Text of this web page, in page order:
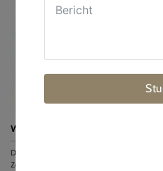
Wat zijn de beste matten voor Jiu-
De beste matten voor Jiu-Jitsu zijn
Zebra...